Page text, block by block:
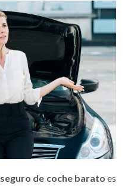
seguro de coche barato es